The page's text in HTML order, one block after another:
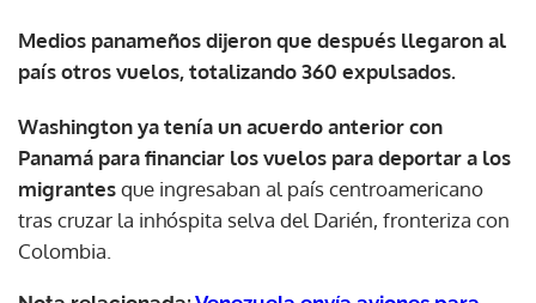
Medios panameños dijeron que después llegaron al
país otros vuelos, totalizando 360 expulsados.
Washington ya tenía un acuerdo anterior con
Panamá para financiar los vuelos para deportar a los
migrantesque ingresaban al país centroamericano
tras cruzar la inhóspita selva del Darién, fronteriza con
Colombia.